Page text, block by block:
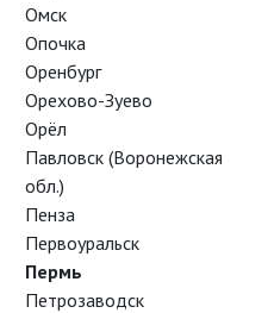
Омск
Опочка
Оренбург
Орехово-Зуево
Орёл
Павловск (Воронежская
обл.)
Пенза
Первоуральск
Пермь
Петрозаводск